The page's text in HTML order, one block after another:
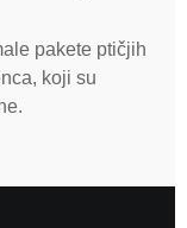
pakete ptičjih
koji su